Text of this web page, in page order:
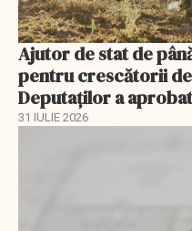
Ajutor de stat de
pentru crescătorii
Deputaților a
31 IULIE 2026